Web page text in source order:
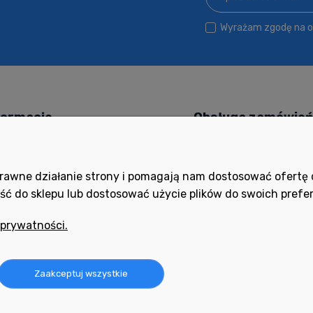
Wyrażam zgodę na
prywatności
filmy
Obsługa zamówień
Czas realizacji
Formy płatności
działanie strony i pomagają nam dostosować
do sklepu lub dostosować użycie plików do swoich
Zaakceptuj wszystkie